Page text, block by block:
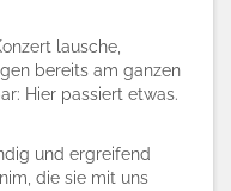
lausche,
bereits am ganzen
Hier passiert etwas.
und ergreifend
die sie mit uns